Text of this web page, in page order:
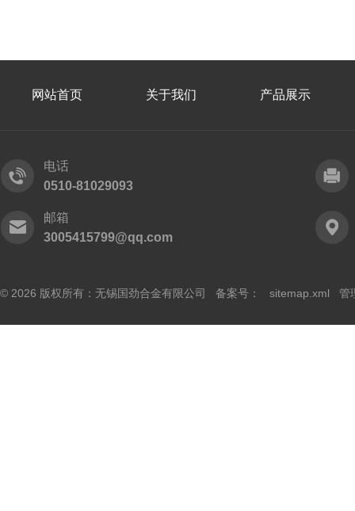
网站首页 关于我们 产品展示
电话
0510-81029093
邮箱
3005415799@qq.com
© 2026 版权所有：无锡国劲合金有限公司 备案号： sitemap.xml 管